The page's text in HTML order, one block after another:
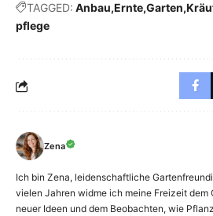
TAGGED: Anbau Ernte Garten
pflege
Zena
Ich bin Zena, leidenschaftliche
vielen Jahren widme ich meine Freizeit dem
neuer Ideen und dem Beobachten, wie